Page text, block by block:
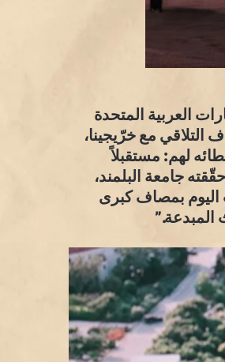
العربية المتحدة
التلاقي مع خرّيجينا،
لهم: مستقبلاً
جامعة البلمند،
اليوم بمصاف كبرى
المبدعة.”